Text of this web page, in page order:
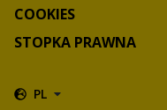
COOKIES
STOPKA PRAWNA
PL